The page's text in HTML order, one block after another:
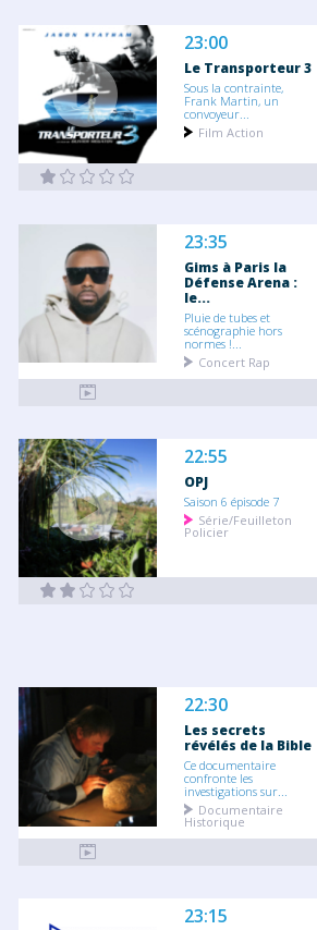
23:00
Le Transporteur 3
Sous la contrainte,
Frank Martin, un
convoyeur...
Film Action
23:35
Gims à Paris la
Défense Arena :
le...
Pluie de tubes et
scénographie hors
normes !...
Concert Rap
22:55
OPJ
Saison 6 épisode 7
Série/Feuilleton
Policier
22:30
Les secrets
révélés de la Bible
Ce documentaire
confronte les
investigations sur...
Documentaire
Historique
23:15